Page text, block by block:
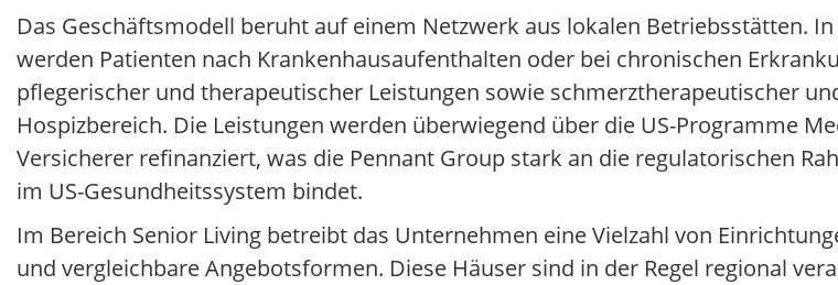
Das Geschäftsmodell beruht auf einem Netzwerk aus lokalen Betriebsstätten.
werden Patienten nach Krankenhausaufenthalten oder bei chronischen
pflegerischer und therapeutischer Leistungen sowie schmerztherapeutischer
Hospizbereich. Die Leistungen werden überwiegend über die US-Programme
Versicherer refinanziert, was die Pennant Group stark an die regulatorischen
im US-Gesundheitssystem bindet.
Im Bereich Senior Living betreibt das Unternehmen eine Vielzahl von
und vergleichbare Angebotsformen. Diese Häuser sind in der Regel regional